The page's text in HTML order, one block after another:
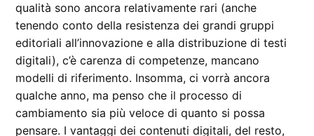
qualità sono ancora relativamente rari (anche
tenendo conto della resistenza dei grandi gruppi
editoriali all’innovazione e alla distribuzione di testi
digitali), c’è carenza di competenze, mancano
modelli di riferimento. Insomma, ci vorrà ancora
qualche anno, ma penso che il processo di
cambiamento sia più veloce di quanto si possa
pensare. I vantaggi dei contenuti digitali, del resto,